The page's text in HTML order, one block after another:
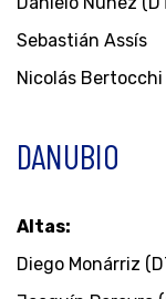
Sebastián Assís
Nicolás Bertocchi
DANUBIO
Altas:
Diego Monárriz